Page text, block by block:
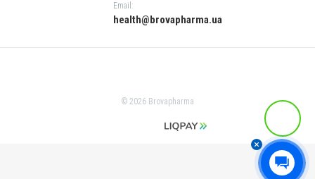
Email:
health@brovapharma.ua
© 2026 Brovapharma